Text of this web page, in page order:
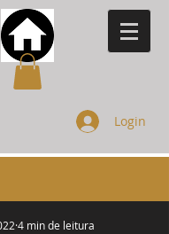
Login
4 min de leitura